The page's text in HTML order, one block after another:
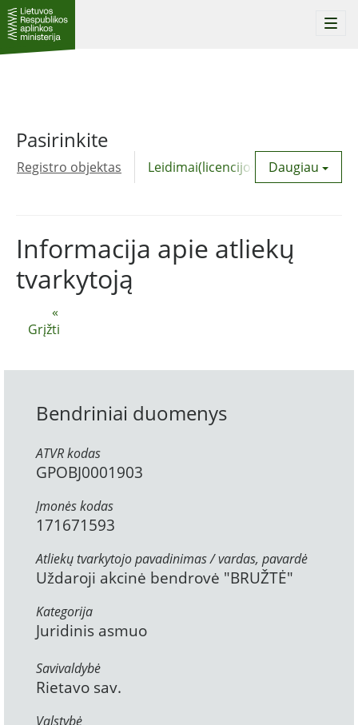
Pasirinkite
Registro objektas Leidimai(licencijos) Daugiau
«
Grįžti
Informacija apie atliekų
tvarkytoją
Bendriniai duomenys
ATVR kodas
GPOBJ0001903
Įmonės kodas
171671593
Atliekų tvarkytojo pavadinimas / vardas, pavardė
Uždaroji akcinė bendrovė "BRUŽTĖ"
Kategorija
Juridinis asmuo
Savivaldybė
Rietavo sav.
Valstybė